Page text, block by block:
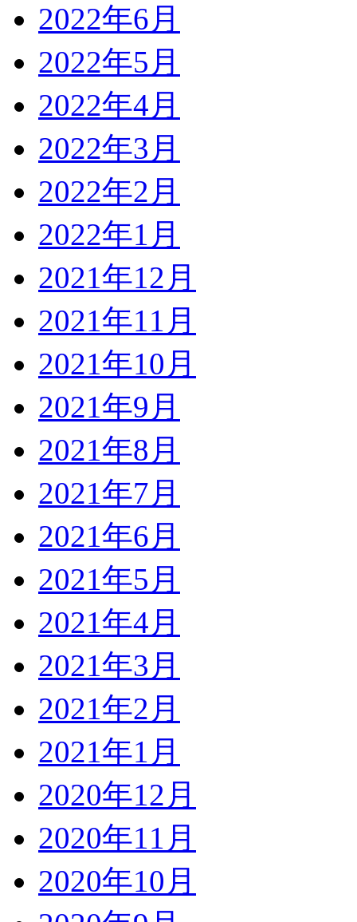
2022年6月
2022年5月
2022年4月
2022年3月
2022年2月
2022年1月
2021年12月
2021年11月
2021年10月
2021年9月
2021年8月
2021年7月
2021年6月
2021年5月
2021年4月
2021年3月
2021年2月
2021年1月
2020年12月
2020年11月
2020年10月